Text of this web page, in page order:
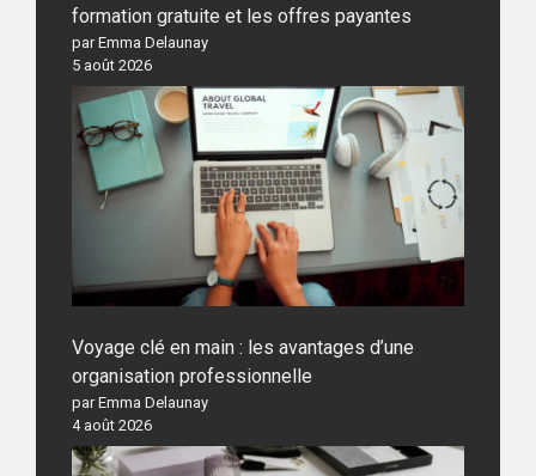
formation gratuite et les offres payantes
par Emma Delaunay
5 août 2026
Voyage clé en main : les avantages d’une
organisation professionnelle
par Emma Delaunay
4 août 2026